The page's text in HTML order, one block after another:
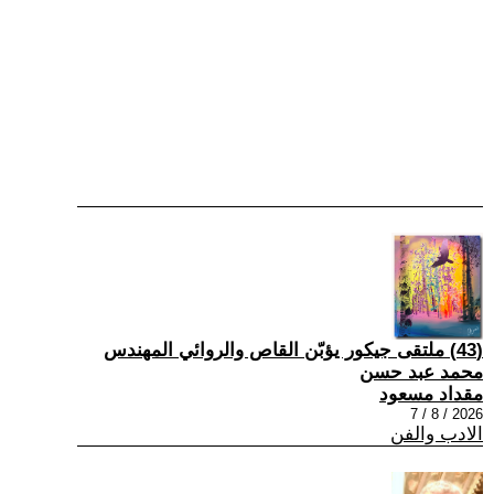
(43) ملتقى جيكور يؤبّن القاص والروائي المهندس
محمد عبد حسن
مقداد مسعود
2026 / 8 / 7
الادب والفن